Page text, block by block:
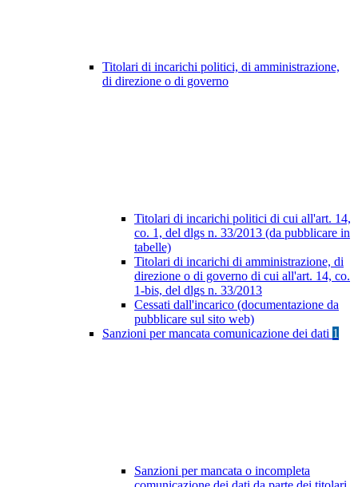
Titolari di incarichi politici, di amministrazione,
di direzione o di governo
Titolari di incarichi politici di cui all'art. 14,
co. 1, del dlgs n. 33/2013 (da pubblicare in
tabelle)
Titolari di incarichi di amministrazione, di
direzione o di governo di cui all'art. 14, co.
1-bis, del dlgs n. 33/2013
Cessati dall'incarico (documentazione da
pubblicare sul sito web)
Sanzioni per mancata comunicazione dei dati 1
Sanzioni per mancata o incompleta